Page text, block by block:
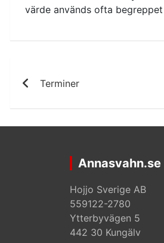
värde används ofta
Terminer
Annasvahn.se
Hojjo Sverige AB
559122-2780
Ytterbyvägen 5
442 30 Kungälv